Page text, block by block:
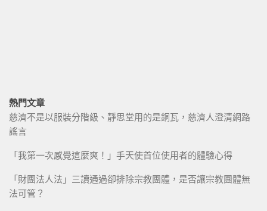
熱門文章
慈濟不是以服裝分階級、靜思堂用的是銅瓦，慈濟人澄清網路
謠言
「我第一次感覺這麼爽！」手天使首位使用者的體驗心得
「財團法人法」三讀通過卻排除宗教團體，是否讓宗教團體無
法可管？